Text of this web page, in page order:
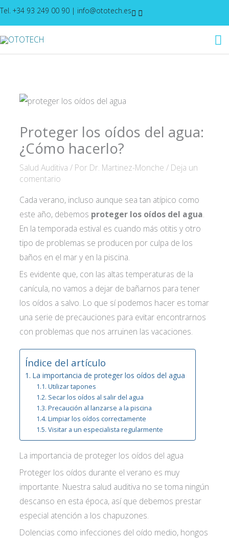
Ir
contenido
Tel. +34 93 249 00 90 | info@ototech.es
Proteger los oídos del agua:
¿Cómo hacerlo?
Salud Auditiva / Por Dr. Martinez-Monche/ Deja un
comentario
Cada verano, incluso aunque sea tan atípico como
este año, debemos proteger los oídos del agua.
En la temporada estival es cuando más otitis y otro
tipo de problemas se producen por culpa de los
baños en el mar y en la piscina.
Es evidente que, con las altas temperaturas de la
canícula, no vamos a dejar de bañarnos para tener
los oídos a salvo. Lo que sí podemos hacer es tomar
una serie de precauciones para evitar encontrarnos
con problemas que nos arruinen las vacaciones.
Índice del artículo
La importancia de proteger los oídos del agua
Utilizar tapones
Secar los oídos al salir del agua
Precaución al lanzarse a la piscina
Limpiar los oídos correctamente
Visitar a un especialista regularmente
La importancia de proteger los oídos del agua
Proteger los oídos durante el verano es muy
importante. Nuestra salud auditiva no se toma ningún
descanso en esta época, así que debemos prestar
especial atención a los chapuzones.
Dolencias como infecciones del oído medio, hongos